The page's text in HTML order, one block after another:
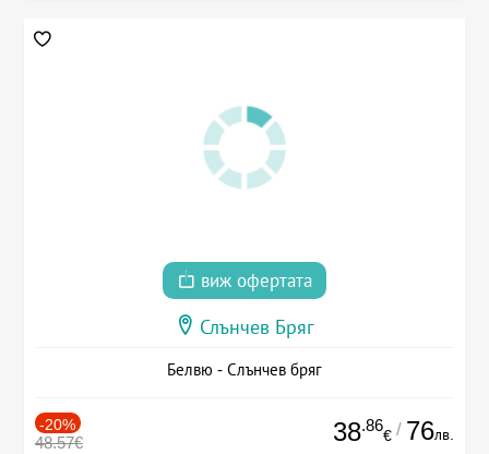
виж офертата
Слънчев Бряг
Белвю - Слънчев бряг
-20%
48.57€ 38.86
€ / 76лв.